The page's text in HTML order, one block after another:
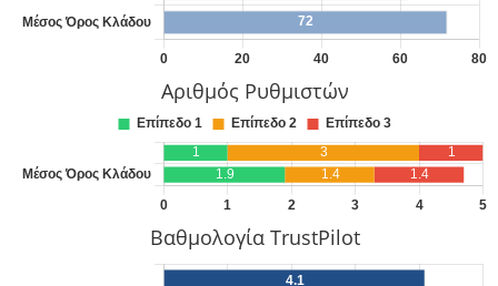
Αριθμός Ρυθμιστών
Βαθμολογία TrustPilot